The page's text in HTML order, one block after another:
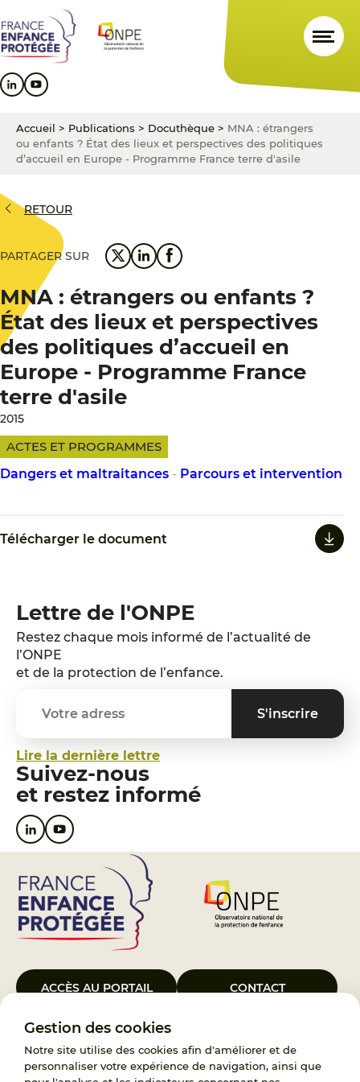
Gestion des cookies
Notre site utilise des cookies afin d'améliorer et de
personnaliser votre expérience de navigation, ainsi que
au
contenu
principal
au
menu
principal
au
pied
de
Accueil > Publications > Docuthèque > MNA : étrangers
ou enfants ? État des lieux et perspectives des politiques
d’accueil en Europe - Programme France terre d'asile
RETOUR
PARTAGER SUR
MNA : étrangers ou enfants ?
État des lieux et perspectives
des politiques d’accueil en
Europe - Programme France
terre d'asile
2015
ACTES ET PROGRAMMES
Dangers et maltraitances - Parcours et intervention
Télécharger le document
Lettre de l'ONPE
Restez chaque mois informé de l’actualité de
l’ONPE
et de la protection de l’enfance.
Lire la dernière lettre
Suivez-nous
et restez informé
ACCÈS AU PORTAIL CONTACT
Le Groupement d’Intérêt Public France Enfance Protégée, créé le 5
janvier 2023, a pour objet d’assurer les missions de service public du
119, d’accompagnement des adoptants et de traitement des
demandes d’accès aux origines personnelles. France Enfance